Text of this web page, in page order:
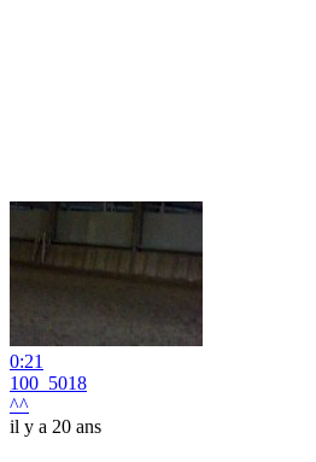
0:21
100_5018
^^
il y a 20 ans